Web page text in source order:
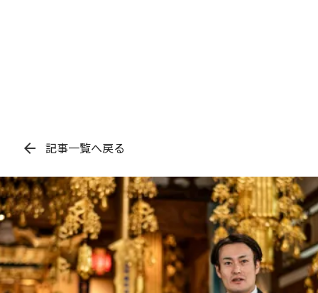
arrow_back 記事一覧へ戻る